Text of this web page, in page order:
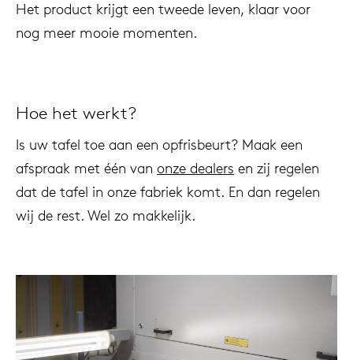
Het product krijgt een tweede leven, klaar voor
nog meer mooie momenten.
Hoe het werkt?
Is uw tafel toe aan een opfrisbeurt? Maak een
afspraak met één van onze dealers en zij regelen
dat de tafel in onze fabriek komt. En dan regelen
wij de rest. Wel zo makkelijk.